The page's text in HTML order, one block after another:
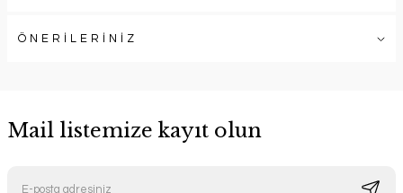
ÖNERİLERİNİZ
Mail listemize kayıt olun